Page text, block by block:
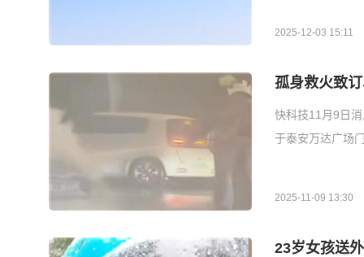
2025-12-03 15:11
孤身救火致
快科技11月9日
于泰安万达广场
2025-11-09 13:30
23岁女孩送